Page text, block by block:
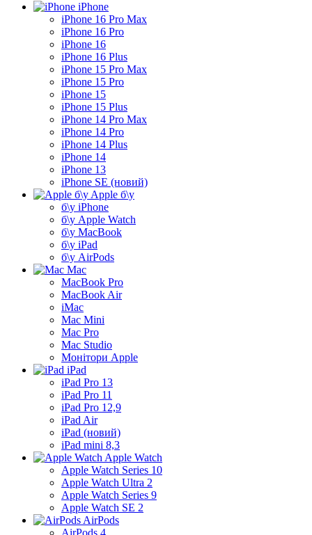
iPhone
iPhone 16 Pro Max
iPhone 16 Pro
iPhone 16
iPhone 16 Plus
iPhone 15 Pro Max
iPhone 15 Pro
iPhone 15
iPhone 15 Plus
iPhone 14 Pro Max
iPhone 14 Pro
iPhone 14 Plus
iPhone 14
iPhone 13
iPhone SE (новий)
Apple б\у
б\у iPhone
б\у Apple Watch
б\у MacBook
б\у iPad
б\у AirPods
Mac
MacBook Pro
MacBook Air
iMac
Mac Mini
Mac Pro
Mac Studio
Монітори Apple
iPad
iPad Pro 13
iPad Pro 11
iPad Pro 12,9
iPad Air
iPad (новий)
iPad mini 8,3
Apple Watch
Apple Watch Series 10
Apple Watch Ultra 2
Apple Watch Series 9
Apple Watch SE 2
AirPods
AirPods 4